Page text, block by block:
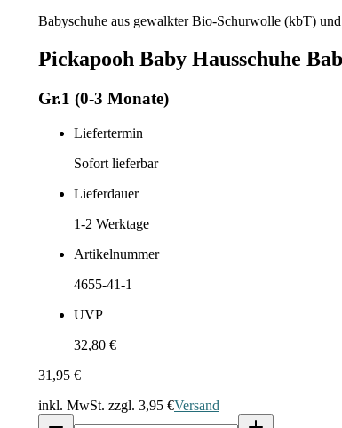
Babyschuhe aus gewalkter Bio-Schurwolle (kbT)
Pickapooh Baby Hausschuhe
Gr.1 (0-3 Monate)
Liefertermin
Sofort lieferbar
Lieferdauer
1-2 Werktage
Artikelnummer
4655-41-1
UVP
32,80 €
31,95 €
inkl. MwSt. zzgl. 3,95 €Versand